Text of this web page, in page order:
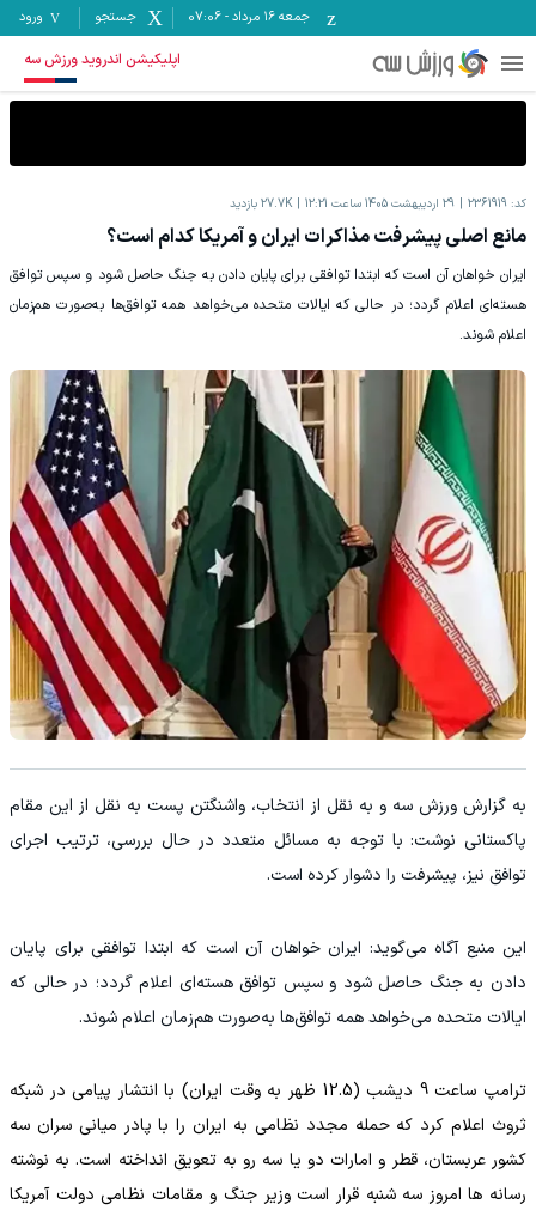
جمعه ۱۶ مرداد -
07:06 جستجو ورود
اپلیکیشن اندروید ورزش سه
کد: 2361919 29 اردیبهشت 1405 ساعت 12:21 27.7K بازدید
مانع اصلی پیشرفت مذاکرات ایران و آمریکا کدام است؟
ایران خواهان آن است که ابتدا توافقی برای پایان دادن به جنگ حاصل شود و سپس توافق
هسته‌ای اعلام گردد؛ در حالی که ایالات متحده می‌خواهد همه توافق‌ها به‌صورت هم‌زمان
اعلام شوند.
به گزارش ورزش سه و به نقل از انتخاب، واشنگتن پست به نقل از این مقام
پاکستانی نوشت: با توجه به مسائل متعدد در حال بررسی، ترتیب اجرای
توافق نیز، پیشرفت را دشوار کرده است.
این منبع آگاه می‌گوید: ایران خواهان آن است که ابتدا توافقی برای پایان
دادن به جنگ حاصل شود و سپس توافق هسته‌ای اعلام گردد؛ در حالی که
ایالات متحده می‌خواهد همه توافق‌ها به‌صورت هم‌زمان اعلام شوند.
ترامپ ساعت 9 دیشب (12.5 ظهر به وقت ایران) با انتشار پیامی در شبکه
ثروث اعلام کرد که حمله مجدد نظامی به ایران را با پادر میانی سران سه
کشور عربستان، قطر و امارات دو یا سه رو به تعویق انداخته است. به نوشته
رسانه ها امروز سه شنبه قرار است وزیر جنگ و مقامات نظامی دولت آمریکا